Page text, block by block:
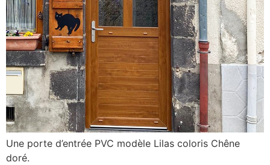
Une porte d’entrée PVC modèle Lilas coloris Chêne
doré.